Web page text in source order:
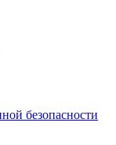
безопасности